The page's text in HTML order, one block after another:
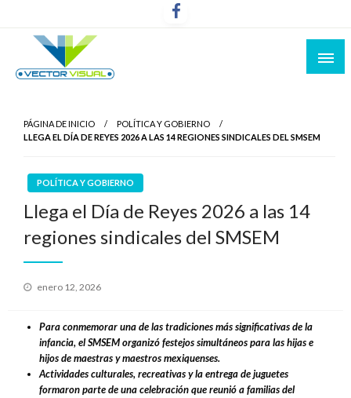
PÁGINA DE INICIO
POLÍTICA Y GOBIERNO
LLEGA EL DÍA DE REYES 2026 A LAS 14 REGIONES SINDICALES DEL SMSEM
POLÍTICA Y GOBIERNO
Llega el Día de Reyes 2026 a las 14
regiones sindicales del SMSEM
Publicado
enero 12, 2026
Para conmemorar una de las tradiciones más significativas de la
infancia, el SMSEM organizó festejos simultáneos para las hijas e
hijos de maestras y maestros mexiquenses.
Actividades culturales, recreativas y la entrega de juguetes
formaron parte de una celebración que reunió a familias del